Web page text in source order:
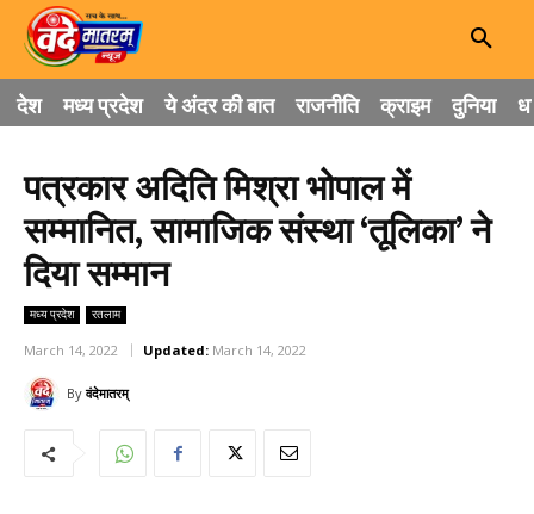
देश मध्य प्रदेश ये अंदर की बात राजनीति क्राइम दुनिया
पत्रकार अदिति मिश्रा भोपाल में
सम्मानित, सामाजिक संस्था ‘तूलिका’ ने
दिया सम्मान
मध्य प्रदेश रतलाम
March 14, 2022 Updated: March 14, 2022
By वंदेमातरम्